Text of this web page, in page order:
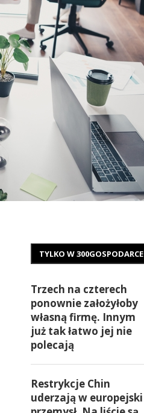
TYLKO W 300GOSPODARCE
Trzech na czterech
ponownie założyłoby
własną firmę. Innym
już tak łatwo jej nie
polecają
Restrykcje Chin
uderzają w europejski